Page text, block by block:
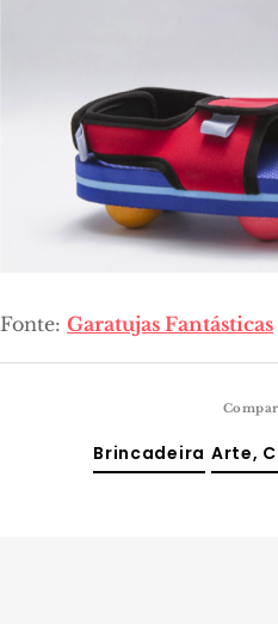
Fonte: Garatujas Fantásticas
Brincadeira Arte,